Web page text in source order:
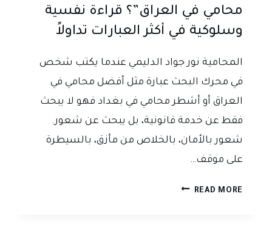
محامي في العراق”؟ قراءة نفسية
وسلوكية في أكثر العبارات تداولاً
المحامية نور جواد الدليمي عندما يكتب شخص
في محرك البحث عبارة مثل أفضل محامي في
العراق أو أشطر محامي في بغداد فهو لا يبحث
فقط عن خدمة قانونية، بل يبحث عن شعور.
شعور بالأمان، بالخلاص من مأزق، بالسيطرة
على موقف…
READ MORE لماذا